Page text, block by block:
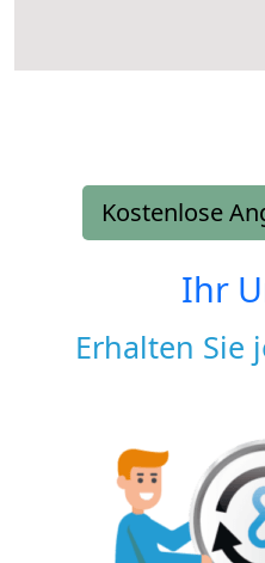
Kostenlose
Ihr
Erhalten Sie